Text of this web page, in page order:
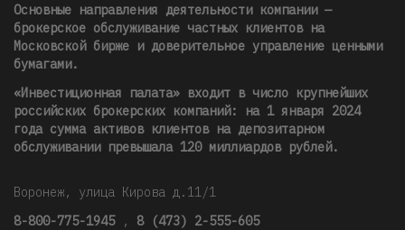
Основные направления деятельности компании —
брокерское обслуживание частных клиентов на
Московской бирже и доверительное управление ценными
бумагами.
«Инвестиционная палата» входит в число крупнейших
российских брокерских компаний: на 1 января 2024
года сумма активов клиентов на депозитарном
обслуживании превышала 120 миллиардов рублей.
Воронеж, улица Кирова д.11/1
8-800-775-1945 , 8 (473) 2-555-605